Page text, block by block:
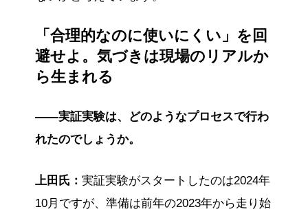
「合理的なのに使いにくい」を回
避せよ。気づきは現場のリアルか
ら生まれる
——実証実験は、どのようなプロセスで行わ
れたのでしょうか。
上田氏： 実証実験がスタートしたのは2024年
10月ですが、準備は前年の2023年から走り始